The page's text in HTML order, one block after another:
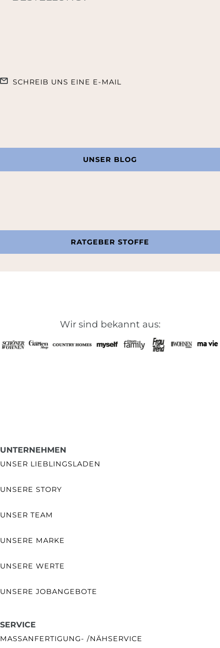
SCHREIB UNS EINE E-MAIL
UNSER BLOG
RATGEBER STOFFE
Wir sind bekannt aus:
UNTERNEHMEN
UNSER LIEBLINGSLADEN
UNSERE STORY
UNSER TEAM
UNSERE MARKE
UNSERE WERTE
UNSERE JOBANGEBOTE
SERVICE
MASSANFERTIGUNG- /NÄHSERVICE